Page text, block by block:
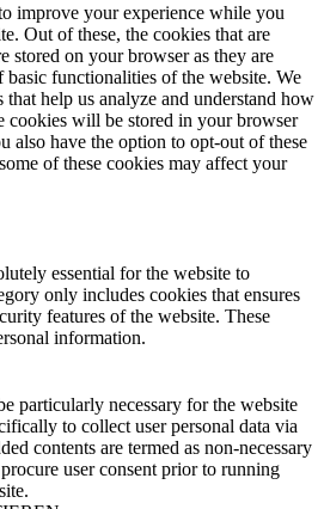
improve your experience while you
Out of these, the cookies that are
stored on your browser as they are
functionalities of the website. We
help us analyze and understand how
cookies will be stored in your browser
also have the option to opt-out of these
of these cookies may affect your
essential for the website to
only includes cookies that ensures
features of the website. These
information.
particularly necessary for the website
to collect user personal data via
contents are termed as non-necessary
user consent prior to running